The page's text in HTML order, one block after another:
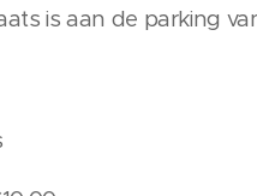
is aan de parking